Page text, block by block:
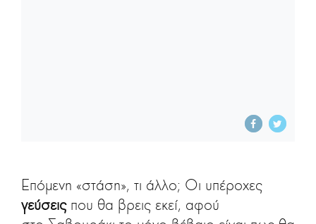
Επόμενη «στάση», τι άλλο; Οι υπέροχες
γεύσεις που θα βρεις εκεί, αφού